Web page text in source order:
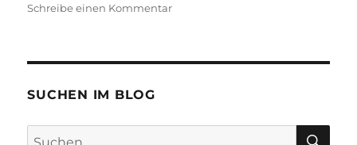
Schreibe einen Kommentarzu
Bilddateien
SUCHEN IM BLOG
Suchen